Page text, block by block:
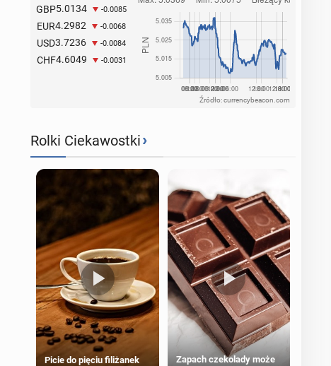
GBP5.0134 -0.0085
EUR4.2982 -0.0068
USD3.7236 -0.0084
CHF4.6049 -0.0031
Źródło: currencybeacon.com
Rolki Ciekawostki›
Picie do pięciu filiżanek
Zapach czekolady może